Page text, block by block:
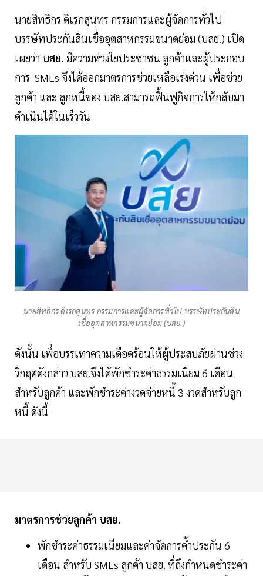
นายสิทธิกร ดิเรกสุนทร กรรมการและผู้จัดการทั่วไป
บรรษัทประกันสินเชื่ออุตสาหกรรมขนาดย่อม (บสย.) เปิด
เผยว่า บสย. มีความห่วงใยประชาชน ลูกค้าและผู้ประกอบ
การ SMEs จึงได้ออกมาตรการช่วยเหลือเร่งด่วน เพื่อช่วย
ลูกค้า และ ลูกหนี้ของ บสย.สามารถฟื้นฟูกิจการให้กลับมา
ดำเนินได้ในเร็ววัน
นายสิทธิกร ดิเรกสุนทร กรรมการและผู้จัดการทั่วไป บรรษัทประกันสิน
เชื่ออุตสาหกรรมขนาดย่อม (บสย.)
ดังนั้น เพื่อบรรเทาความเดือดร้อนให้ผู้ประสบภัยผ่านช่วง
วิกฤตดังกล่าว บสย.จึงได้พักชำระค่าธรรมเนียม 6 เดือน
สำหรับลูกค้า และพักชำระค่างวดจ่ายหนี้ 3 งวดสำหรับลูก
หนี้ ดังนี้
มาตรการช่วยลูกค้า บสย.
พักชำระค่าธรรมเนียมและค่าจัดการค้ำประกัน 6
เดือน สำหรับ SMEs ลูกค้า บสย. ที่ถึงกำหนดชำระค่า